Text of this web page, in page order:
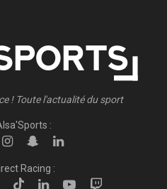
! Toute l'actualité du sport
:
Racing :